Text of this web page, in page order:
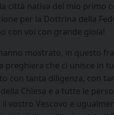
città nativa del mio primo
per la Dottrina della
con voi con grande gioia!
mostrato, in questo
che ci unisce in
con tanta diligenza, con
Chiesa e a tutte le
Vescovo e